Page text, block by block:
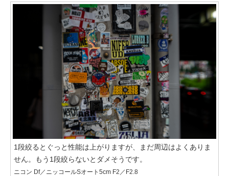
1段絞るとぐっと性能は上がりますが、まだ周辺はよくありま
せん。もう1段絞らないとダメそうです。
ニコン Df／ニッコールSオート5cm F2／F2.8